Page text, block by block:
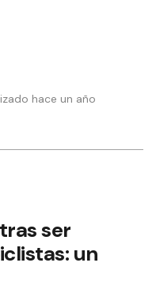
hace un año
ser
un